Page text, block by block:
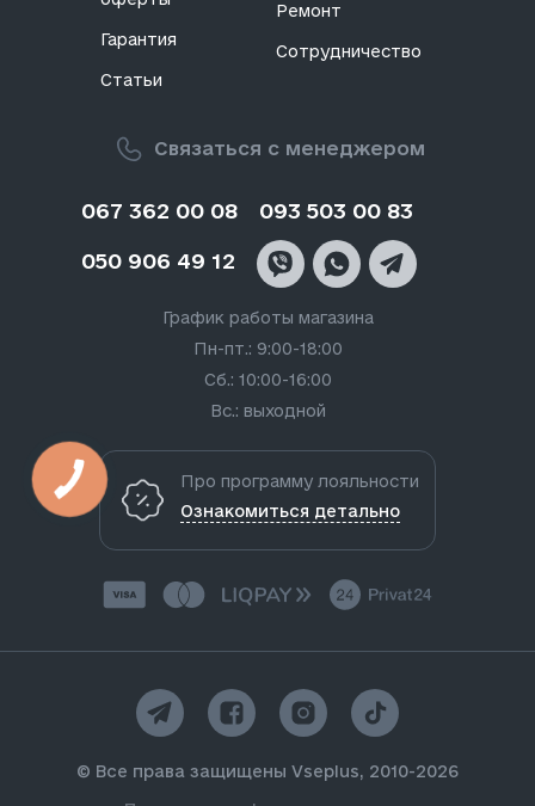
Связаться с менеджером
067 362 00 08 093 503 00 83
050 906 49 12
График работы магазина
Пн-пт.: 9:00-18:00
Сб.: 10:00-16:00
Вс.: выходной
Гарантия
Статьи
Ремонт
Сотрудничество
Про программу лояльности
Ознакомиться детально
© Все права защищены Vseplus, 2010-2026